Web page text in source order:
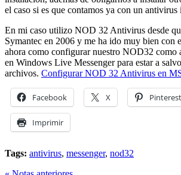
el caso si es que contamos ya con un antivirus
En mi caso utilizo NOD 32 Antivirus desde
Symantec en 2006 y me ha ido muy bien con
ahora como configurar nuestro NOD32 como
en Windows Live Messenger para estar a
archivos. Configurar NOD 32 Antivirus en
Facebook X Pinterest
Imprimir
Tags: antivirus, messenger, nod32